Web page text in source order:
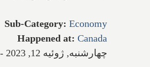
Sub-Category: Economy
Happened at: Canada
چهارشنبه, ژوئیه 12, 2023 - 07:45